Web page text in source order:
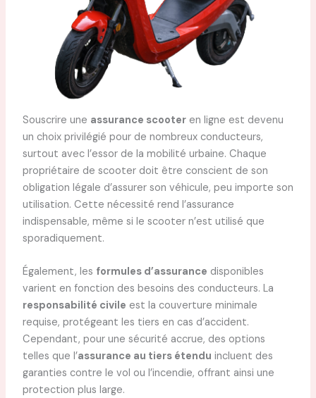
Souscrire une assurance scooteren ligne est devenu
un choix privilégié pour de nombreux conducteurs,
surtout avec l’essor de la mobilité urbaine. Chaque
propriétaire de scooter doit être conscient de son
obligation légale d’assurer son véhicule, peu importe son
utilisation. Cette nécessité rend l’assurance
indispensable, même si le scooter n’est utilisé que
sporadiquement.
Également, les formules d’assurance disponibles
varient en fonction des besoins des conducteurs. La
responsabilité civile est la couverture minimale
requise, protégeant les tiers en cas d’accident.
Cependant, pour une sécurité accrue, des options
telles que l’assurance au tiers étendu incluent des
garanties contre le vol ou l’incendie, offrant ainsi une
protection plus large.